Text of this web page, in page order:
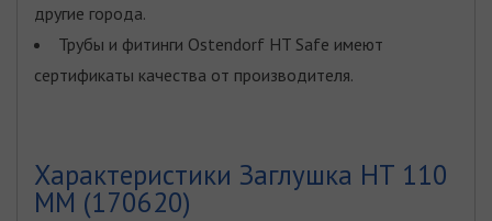
другие города.
Трубы и фитинги Ostendorf HT Safe имеют
сертификаты качества от производителя.
Характеристики Заглушка HT 110
ММ (170620)